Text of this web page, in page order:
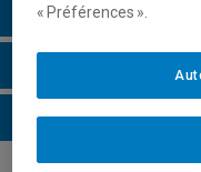
Horaire - Été 2026
Horaire - Automne
Horaire - Hiver 2027
« Préférences ».